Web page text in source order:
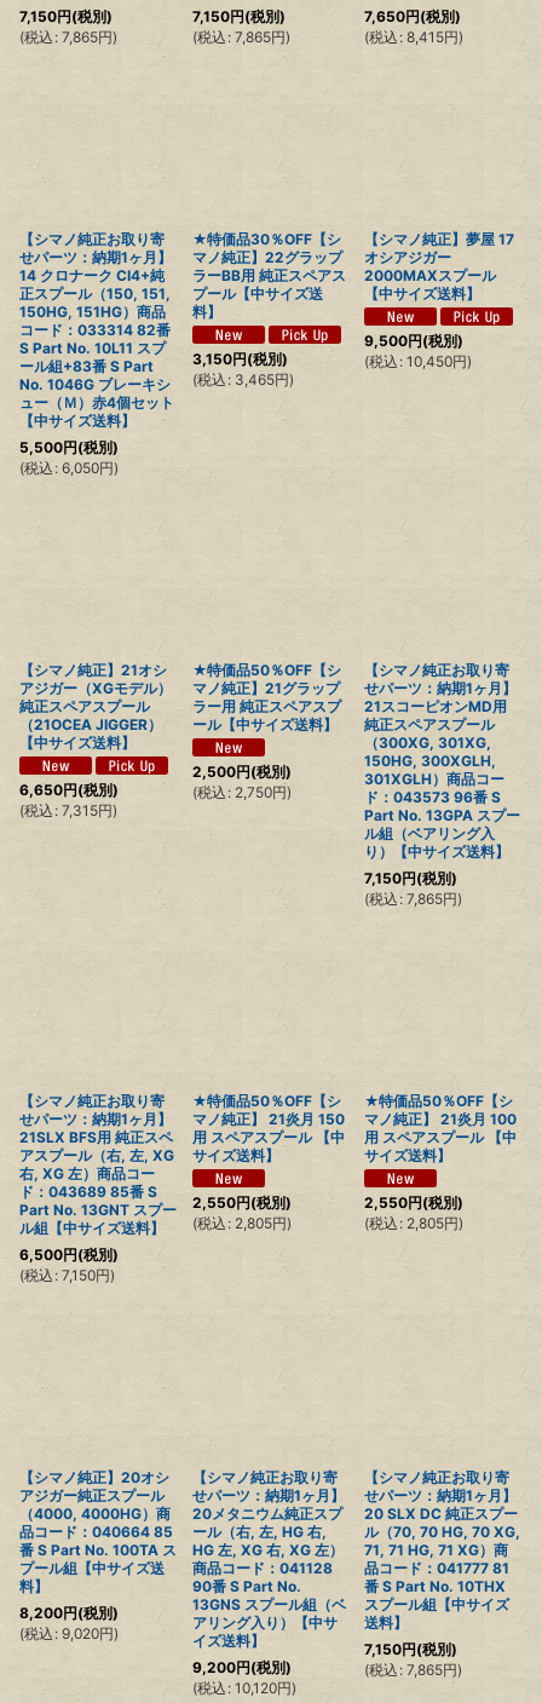
7,150円(税別)
(税込 : 7,865円)
7,150円(税別)
(税込 : 7,865円)
7,650円(税別)
(税込 : 8,415円)
【シマノ純正お取り寄
せパーツ：納期1ヶ月】
14 クロナーク CI4+純
正スプール（150, 151,
150HG, 151HG）商品
コード：033314 82番
S Part No. 10L11 スプ
ール組+83番 S Part
No. 1046G ブレーキシ
ュー（Ｍ）赤4個セット
【中サイズ送料】
5,500円(税別)
(税込 : 6,050円)
★特価品30％OFF【シ
マノ純正】22グラップ
ラーBB用 純正スペアス
プール【中サイズ送
料】
3,150円(税別)
(税込 : 3,465円)
【シマノ純正】夢屋 17
オシアジガー
2000MAXスプール
【中サイズ送料】
9,500円(税別)
(税込 : 10,450円)
【シマノ純正】21オシ
アジガー（XGモデル）
純正スペアスプール
（21OCEA JIGGER）
【中サイズ送料】
6,650円(税別)
(税込 : 7,315円)
★特価品50％OFF【シ
マノ純正】21グラップ
ラー用 純正スペアスプ
ール【中サイズ送料】
2,500円(税別)
(税込 : 2,750円)
【シマノ純正お取り寄
せパーツ：納期1ヶ月】
21スコーピオンMD用
純正スペアスプール
（300XG, 301XG,
150HG, 300XGLH,
301XGLH）商品コー
ド：043573 96番 S
Part No. 13GPA スプー
ル組（ベアリング入
り）【中サイズ送料】
7,150円(税別)
(税込 : 7,865円)
【シマノ純正お取り寄
せパーツ：納期1ヶ月】
21SLX BFS用 純正スペ
アスプール（右, 左, XG
右, XG 左）商品コー
ド：043689 85番 S
Part No. 13GNT スプー
ル組【中サイズ送料】
6,500円(税別)
(税込 : 7,150円)
★特価品50％OFF【シ
マノ純正】 21炎月 150
用 スペアスプール 【中
サイズ送料】
2,550円(税別)
(税込 : 2,805円)
★特価品50％OFF【シ
マノ純正】 21炎月 100
用 スペアスプール 【中
サイズ送料】
2,550円(税別)
(税込 : 2,805円)
【シマノ純正】20オシ
アジガー純正スプール
（4000, 4000HG）商
品コード：040664 85
番 S Part No. 100TA ス
プール組【中サイズ送
料】
8,200円(税別)
(税込 : 9,020円)
【シマノ純正お取り寄
せパーツ：納期1ヶ月】
20メタニウム純正スプ
ール（右, 左, HG 右,
HG 左, XG 右, XG 左）
商品コード：041128
90番 S Part No.
13GNS スプール組（ベ
アリング入り）【中サ
イズ送料】
9,200円(税別)
(税込 : 10,120円)
【シマノ純正お取り寄
せパーツ：納期1ヶ月】
20 SLX DC 純正スプー
ル（70, 70 HG, 70 XG,
71, 71 HG, 71 XG）商
品コード：041777 81
番 S Part No. 10THX
スプール組【中サイズ
送料】
7,150円(税別)
(税込 : 7,865円)